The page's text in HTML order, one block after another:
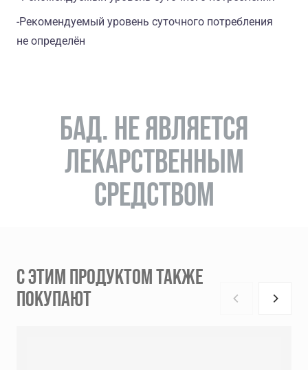
-Рекомендуемый уровень суточного потребления
не определён
БАД. НЕ ЯВЛЯЕТСЯ
ЛЕКАРСТВЕННЫМ
СРЕДСТВОМ
С ЭТИМ ПРОДУКТОМ ТАКЖЕ
ПОКУПАЮТ